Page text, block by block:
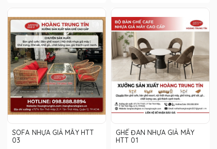
SOFA NHỰA GIẢ MÂY HTT
03
GHẾ ĐAN NHỰA GIẢ MÂY
HTT 01